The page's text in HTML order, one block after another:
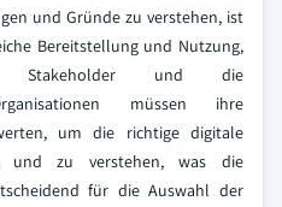
und Gründe zu verstehen, ist
Bereitstellung und Nutzung,
Stakeholder und die
müssen ihre
um die richtige digitale
und zu verstehen, was die
für die Auswahl der